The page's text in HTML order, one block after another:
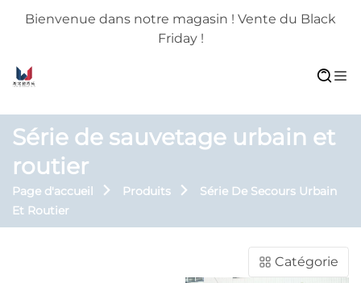
Bienvenue dans notre magasin ! Vente du Black
Friday !
Série de sauvetage urbain et
routier
Page d'accueil Produits
Série De Secours Urbain
Et Routier
Catégorie